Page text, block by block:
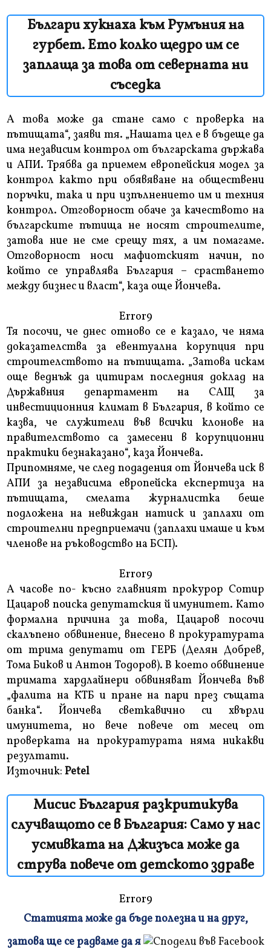
Българи хукнаха към Румъния на
гурбет. Ето колко щедро им се
заплаща за това от северната ни
съседка
А това може да стане само с проверка на
пътищата“, заяви тя. „Нашата цел е в бъдеще да
има независим контрол от българската държава
и АПИ. Трябва да приемем европейския модел за
контрол както при обявяване на обществени
поръчки, така и при изпълнението им и техния
контрол. Отговорност обаче за качеството на
българските пътища не носят строителите,
затова ние не сме срещу тях, а им помагаме.
Отговорност носи мафиотският начин, по
който се управлява България – срастването
между бизнес и власт“, каза още Йончева.
Error9
Тя посочи, че днес отново се е казало, че няма
доказателства за евентуална корупция при
строителството на пътищата. „Затова искам
още веднъж да цитирам последния доклад на
Държавния департамент на САЩ за
инвестиционния климат в България, в който се
казва, че служители във всички клонове на
правителството са замесени в корупционни
практики безнаказано“, каза Йончева.
Припомняме, че след подадения от Йончева иск в
АПИ за независима европейска експертиза на
пътищата, смелата журналистка беше
подложена на невиждан натиск и заплахи от
строителни предприемачи (заплахи имаше и към
членове на ръководство на БСП).
Error9
А часове по- късно главният прокурор Сотир
Цацаров поиска депутатския й имунитет. Като
формална причина за това, Цацаров посочи
скалъпено обвинение, внесено в прокуратурата
от трима депутати от ГЕРБ (Делян Добрев,
Тома Биков и Антон Тодоров). В което обвинение
тримата хардлайнери обвиняват Йончева във
„фалита на КТБ и пране на пари през същата
банка“. Йончева светкавично си хвърли
имунитета, но вече повече от месец от
проверката на прокуратурата няма никакви
резултати.
Източник: Petel
Мисис България разкритикува
случващото се в България: Само у нас
усмивката на Джизъса може да
струва повече от детското здраве
Error9
и
Статията може да бъде полезна и на друг,
затова ще се радваме да я